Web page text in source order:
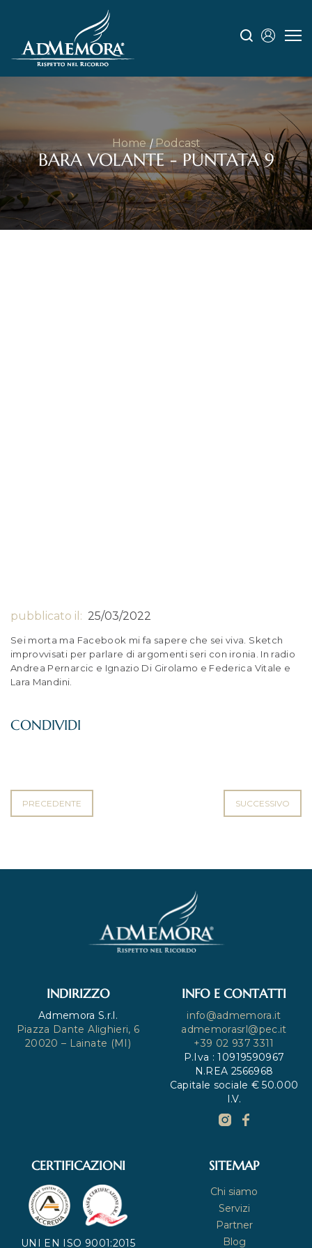
Home Podcast
BARA VOLANTE - PUNTATA 9
pubblicato il: 25/03/2022
Sei morta ma Facebook mi fa sapere che sei viva. Sketch
improvvisati per parlare di argomenti seri con ironia. In radio
Andrea Pernarcic e Ignazio Di Girolamo e Federica Vitale e
Lara Mandini.
PRECEDENTE SUCCESSIVO
INDIRIZZO
Admemora S.r.l.
Piazza Dante Alighieri, 6
20020 – Lainate (MI)
INFO E CONTATTI
info@admemora.it
admemorasrl@pec.it
+39 02 937 3311
P.Iva : 10919590967
N.REA 2566968
Capitale sociale € 50.000
I.V.
CERTIFICAZIONI
UNI EN ISO 9001:2015
SITEMAP
Chi siamo
Servizi
Partner
Blog